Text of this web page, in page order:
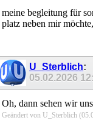
meine begleitung für
platz neben mir
U_Sterblich:
05.02.2026
Oh, dann sehen wir
Geändert von U_Sterblich